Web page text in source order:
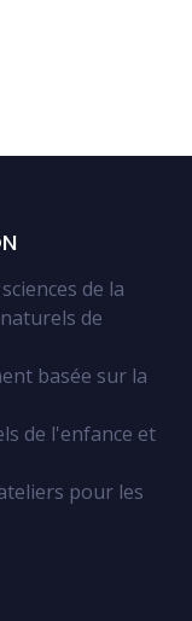
de la
de
basée sur la
de l'enfance et
pour les